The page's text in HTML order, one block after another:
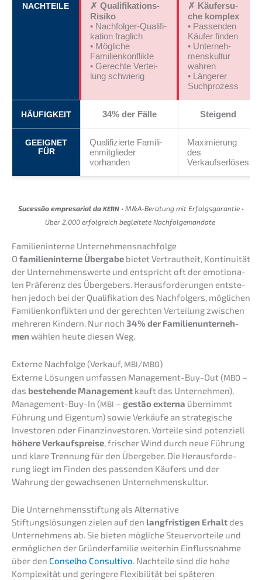
NACHTEILE
✗ Quali­fi­ka­ti­ons-
Risiko
• Nachfol­ger-Quali­fi­
ka­ti­on fraglich
• Mögli­che
Familienkonflikte
• Gerech­te Vertei­
lung schwierig
✗ Käufer­su­
che komplex
• Passen­den
Käufer finden
• Unter­neh­
mens­kul­tur
wahren
• Länge­rer
Suchprozess
HÄUFIGKEIT 34% der Fälle Steigend
GEEIGNET
FÜR
Quali­fi­zier­te Famili­
en­mit­glie­der
vorhanden
Maximie­rung
des
Verkaufserlöses
Suces­são empre­sa­ri­al da KERN • M&A-Beratung mit Erfolgs­ga­ran­tie •
Über 2.000 erfolg­reich beglei­te­te Nachfolgemandate
Famili­en­in­ter­ne Unternehmensnachfolge
O famili­en­in­ter­ne Überga­be bietet Vertraut­heit, Konti­nui­tät
der Unter­neh­mens­wer­te und entspricht oft der emotio­na­
len Präfe­renz des Überge­bers. Heraus­for­de­run­gen entste­
hen jedoch bei der Quali­fi­ka­ti­on des Nachfol­gers, mögli­chen
Famili­en­kon­flik­ten und der gerech­ten Vertei­lung zwischen
mehre­ren Kindern. Nur noch 34% der Famili­en­un­ter­neh­
men wählen heute diesen Weg.
Exter­ne Nachfol­ge (Verkauf, MBI/MBO)
Exter­ne Lösun­gen umfas­sen Manage­ment-Buy-Out (MBO –
das bestehen­de Manage­ment kauft das Unter­neh­men),
Manage­ment-Buy-In (MBI – gestão exter­na übernimmt
Führung und Eigen­tum) sowie Verkäu­fe an strate­gi­sche
Inves­to­ren oder Finanz­in­ves­to­ren. Vortei­le sind poten­zi­ell
höhere Verkaufs­prei­se, frischer Wind durch neue Führung
und klare Trennung für den Überge­ber. Die Heraus­for­de­
rung liegt im Finden des passen­den Käufers und der
Wahrung der gewach­se­nen Unternehmenskultur.
Die Unter­neh­mens­stif­tung als Alternative
Stiftungs­lö­sun­gen zielen auf den langfris­ti­gen Erhalt des
Unter­neh­mens ab. Sie bieten mögli­che Steuer­vor­tei­le und
ermög­li­chen der Gründer­fa­mi­lie weiter­hin Einfluss­nah­me
über den Consel­ho Consul­tivo. Nachtei­le sind die hohe
Komple­xi­tät und gerin­ge­re Flexi­bi­li­tät bei späte­ren